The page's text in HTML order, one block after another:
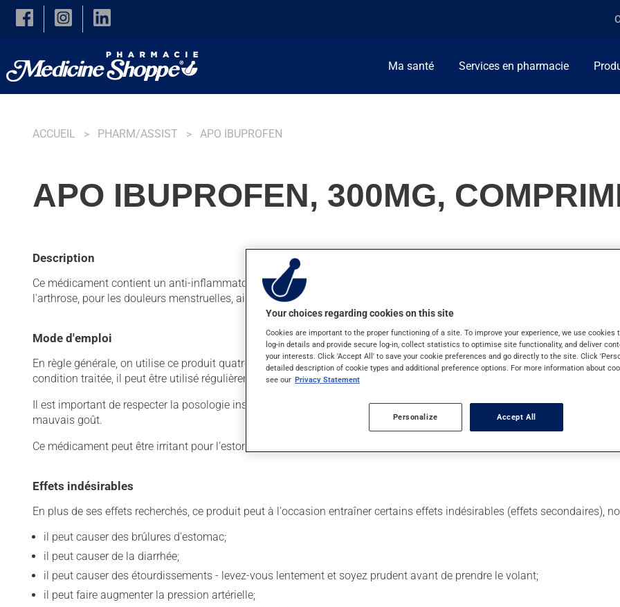
Skip to main content
Ma santé Services en pharmacie
ACCUEIL PHARM/ASSIST APO IBUPROFEN
APO IBUPROFEN, 300MG,
Description
Ce médicament contient un anti-inflammatoire non stéroïdien (AINS). Habituellement, on l'utilise pour la douleur ou
l'arthrose, pour les douleurs menstruelles, ainsi que pour d'autres indications. On peut sentir son action en moins d'une
Mode d'emploi
En règle générale, on utilise ce produit quatre fois par jour. Il est possible que votre pharmacien vous ait indiqué un
condition traitée, il peut être utilisé régulièrement ou seulement au besoin. Respectez les directives qui vous ont été
Il est important de respecter la posologie inscrite sur l'étiquette. N'en utilisez pas plus, ni plus souvent qu'indiqué. Il est
mauvais goût.
Ce médicament peut être irritant pour l'estomac : prenez-le avec de la nourriture. Essayez d'éviter les aliments irritants
Effets indésirables
En plus de ses effets recherchés, ce produit peut à l'occasion entraîner certains effets indésirables (effets secondaires),
il peut causer des brûlures d'estomac;
il peut causer de la diarrhée;
il peut causer des étourdissements - levez-vous lentement et soyez prudent avant de prendre le volant;
il peut faire augmenter la pression artérielle;
Your choices regarding cookies on this site
Cookies are important to the proper functioning of a site. To improve your experience, we use cookies
log-in details and provide secure log-in, collect statistics to optimise site functionality, and deliver
your interests. Click 'Accept All' to save your cookie preferences and go directly to the site. Click
detailed description of cookie types and additional preference options. For more information about
see our Privacy Statement
Personalize Accept All